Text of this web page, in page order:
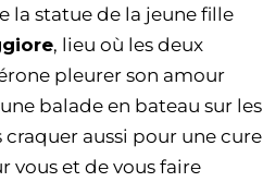
la statue de la jeune fille
, lieu où les deux
pleurer son amour
balade en bateau sur les
aussi pour une cure
vous et de vous faire